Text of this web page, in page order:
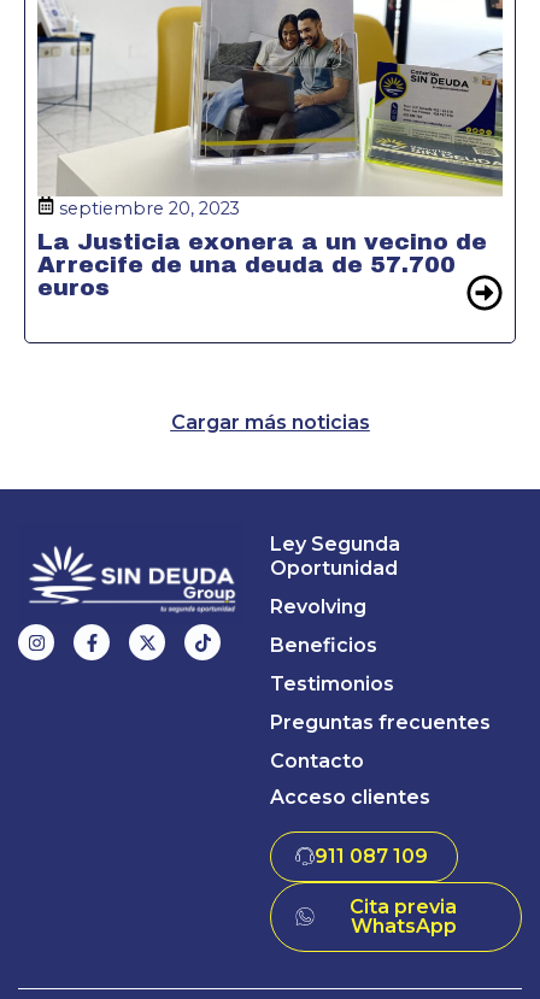
septiembre 20, 2023
La Justicia exonera a un vecino de
Arrecife de una deuda de 57.700
euros
Cargar más noticias
Ley Segunda
Oportunidad
Revolving
Beneficios
Testimonios
Preguntas frecuentes
Contacto
Acceso clientes
911 087 109
Cita previa
WhatsApp